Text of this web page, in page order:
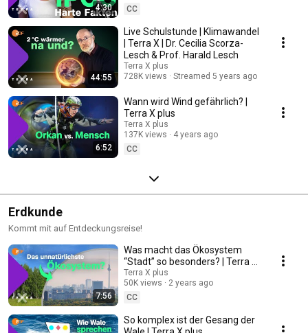
4:30
CC
44:55
Live Schulstunde | Klimawandel
| Terra X | Dr. Cecilia Scorza-
Lesch & Prof. Harald Lesch
Terra X plus
728K views
Streamed 5 years ago
6:52
Wann wird Wind gefährlich? |
Terra X plus
Terra X plus
137K views
4 years ago
CC
Erdkunde
Kommt mit auf Entdeckungsreise!
7:56
Was macht das Ökosystem
“Stadt” so besonders? | Terra X
plus
Terra X plus
50K views
2 years ago
CC
So komplex ist der Gesang der